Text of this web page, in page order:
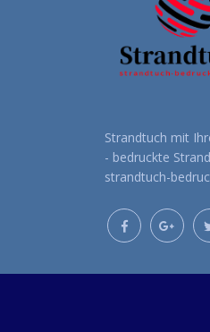
Strandtuch mit
- bedruckte
strandtuch-